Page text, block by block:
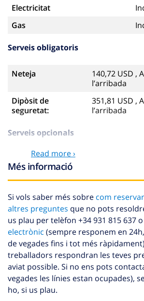
Electricitat
Gas
Serveis obligatoris
Neteja
140,72 USD ,
l’arribada
Dipòsit de
seguretat:
351,81 USD ,
l’arribada
Serveis opcionals
Llençols
Llit infantil
29,32 USD , A
Cadira alta
29,32 USD , A
Internet
Inclòs
Calefacció
16,76 USD per
l’arribada
Animals de
companyia
35,18 USD , A
Read more ›
Més informació
Si vols saber més sobre com
altres preguntes que no pots
us plau per telèfon +34 931 815 637 o
electrònic (sempre responem en
de vegades fins i tot més
treballadors respondran les teves
aviat possible. Si no ens pots
vegades les línies estan ocupades),
ho, si us plau.